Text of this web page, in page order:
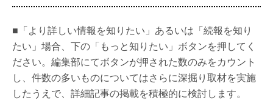
■「より詳しい情報を知りたい」あるいは「続報を知り
たい」場合、下の「もっと知りたい」ボタンを押してく
ださい。編集部にてボタンが押された数のみをカウント
し、件数の多いものについてはさらに深掘り取材を実施
したうえで、詳細記事の掲載を積極的に検討します。